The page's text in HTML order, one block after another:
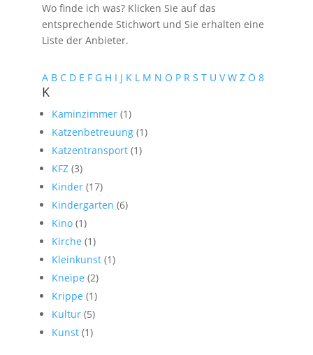
Wo finde ich was? Klicken Sie auf das
entsprechende Stichwort und Sie erhalten eine
Liste der Anbieter.
A B C D E F G H I J K L M N O P R S T U V W Z Ö 8
K
Kaminzimmer (1)
Katzenbetreuung (1)
Katzentransport (1)
KFZ (3)
Kinder (17)
Kindergarten (6)
Kino (1)
Kirche (1)
Kleinkunst (1)
Kneipe (2)
Krippe (1)
Kultur (5)
Kunst (1)